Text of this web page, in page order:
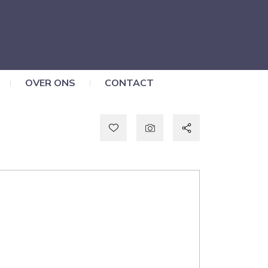
OVER ONS CONTACT